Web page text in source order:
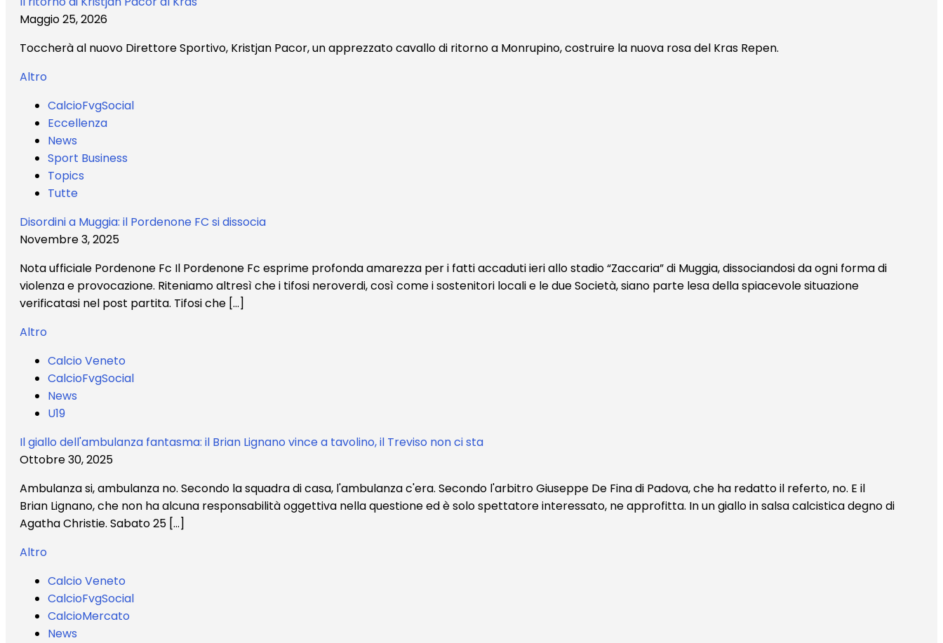
Maggio 25, 2026
Toccherà al nuovo Direttore Sportivo, Kristjan Pacor, un apprezzato cavallo di ritorno a Monrupino, costruire la nuova rosa del Kras Repen.
Altro
CalcioFvgSocial
Eccellenza
News
Sport Business
Topics
Tutte
Disordini a Muggia: il Pordenone FC si dissocia
Novembre 3, 2025
Nota ufficiale Pordenone Fc Il Pordenone Fc esprime profonda amarezza per i fatti accaduti ieri allo stadio “Zaccaria” di Muggia, dissociandosi da ogni forma di
violenza e provocazione. Riteniamo altresì che i tifosi neroverdi, così come i sostenitori locali e le due Società, siano parte lesa della spiacevole situazione
verificatasi nel post partita. Tifosi che […]
Altro
Calcio Veneto
CalcioFvgSocial
News
U19
Il giallo dell'ambulanza fantasma: il Brian Lignano vince a tavolino, il Treviso non ci sta
Ottobre 30, 2025
Ambulanza si, ambulanza no. Secondo la squadra di casa, l'ambulanza c'era. Secondo l'arbitro Giuseppe De Fina di Padova, che ha redatto il referto, no. E il
Brian Lignano, che non ha alcuna responsabilità oggettiva nella questione ed è solo spettatore interessato, ne approfitta. In un giallo in salsa calcistica degno di
Agatha Christie. Sabato 25 […]
Altro
Calcio Veneto
CalcioFvgSocial
CalcioMercato
News